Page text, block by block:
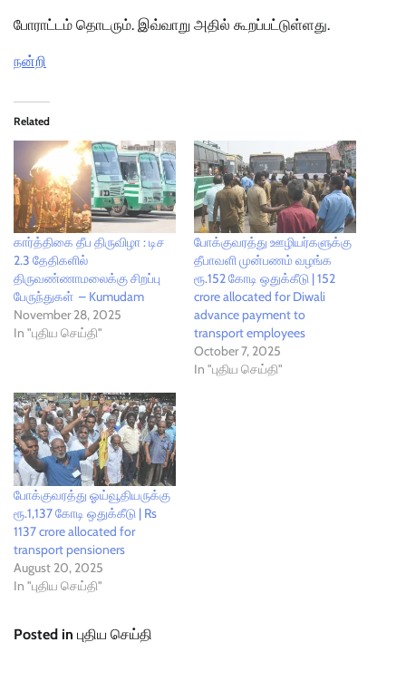
போ​ராட்​டம் தொடரும். இவ்​வாறு அதில்​ கூறப்​பட்​டுள்​ளது.
நன்றி
Related
கார்த்திகை தீப திருவிழா : டிச
2.3 தேதிகளில்
திருவண்ணாமலைக்கு சிறப்பு
பேருந்துகள் – Kumudam
November 28, 2025
In "புதிய செய்தி"
போக்குவரத்து ஊழியர்களுக்கு
தீபாவளி முன்பணம் வழங்க
ரூ.152 கோடி ஒதுக்கீடு | 152
crore allocated for Diwali
advance payment to
transport employees
October 7, 2025
In "புதிய செய்தி"
போக்குவரத்து ஓய்வூதியருக்கு
ரூ.1,137 கோடி ஒதுக்கீடு | Rs
1137 crore allocated for
transport pensioners
August 20, 2025
In "புதிய செய்தி"
Posted in புதிய செய்தி